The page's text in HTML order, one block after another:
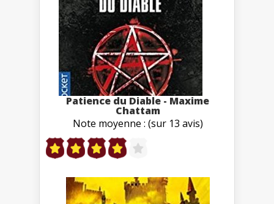
Patience du Diable - Maxime
Chattam
Note moyenne : (sur 13 avis)